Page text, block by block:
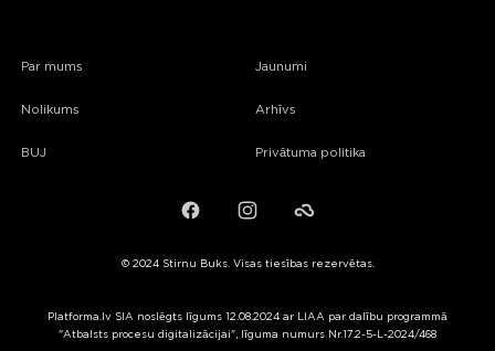
Par mums
Nolikums
BUJ
Jaunumi
Arhīvs
Privātuma politika
FacebookInstagramFailiem.lv
© 2024 Stirnu Buks. Visas tiesības rezervētas.
Platforma.lv SIA noslēgts līgums 12.08.2024 ar LIAA par dalību programmā
"Atbalsts procesu digitalizācijai", līguma numurs Nr.17.2-5-L-2024/468